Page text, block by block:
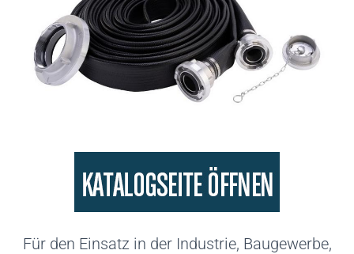
Für den Einsatz in der Industrie, Baugewerbe,